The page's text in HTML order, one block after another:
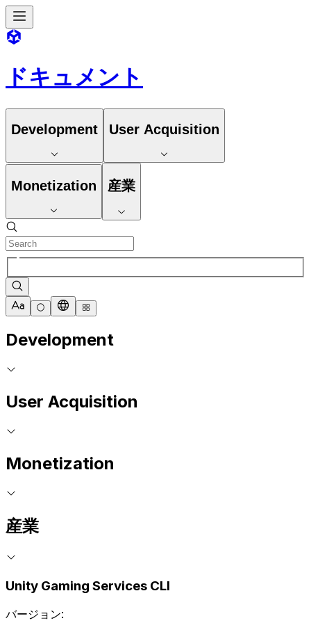
ドキュメント
Development User Acquisition
Monetization 産業
Development
User Acquisition
Monetization
産業
Unity Gaming Services CLI
バージョン: